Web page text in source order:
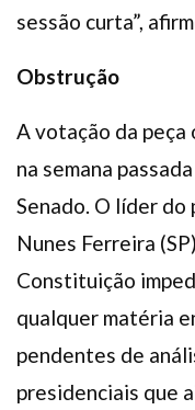
sessão curta”,
Obstrução
A votação da
na semana
Senado. O líder
Nunes Ferreira
Constituição
qualquer matéria
pendentes de
presidenciais que